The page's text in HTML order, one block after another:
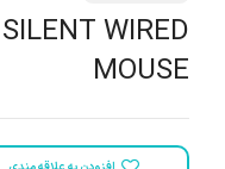
WIRED
MOUSE